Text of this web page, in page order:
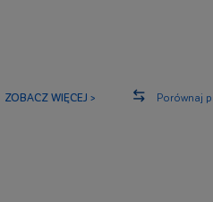
ZOBACZ WIĘCEJ > Porównaj